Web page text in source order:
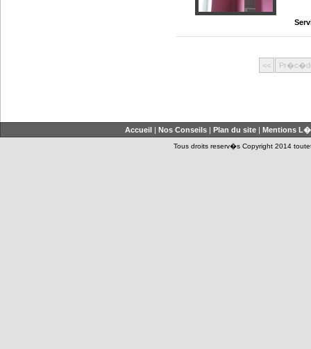
<<
Accueil| Nos Conseils| Plan du site| Mentions
Tous droits reserv�s Copyright 2014